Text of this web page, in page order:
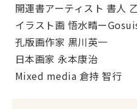
開運書アーティスト 書人
イラスト画 悟水晴ー
孔版画作家 黒川英一
日本画家 永本康治
Mixed media 倉持 智行